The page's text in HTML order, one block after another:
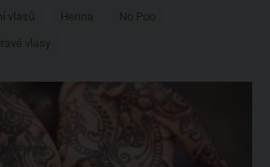
vlasů Henna
No Poo
vlasy